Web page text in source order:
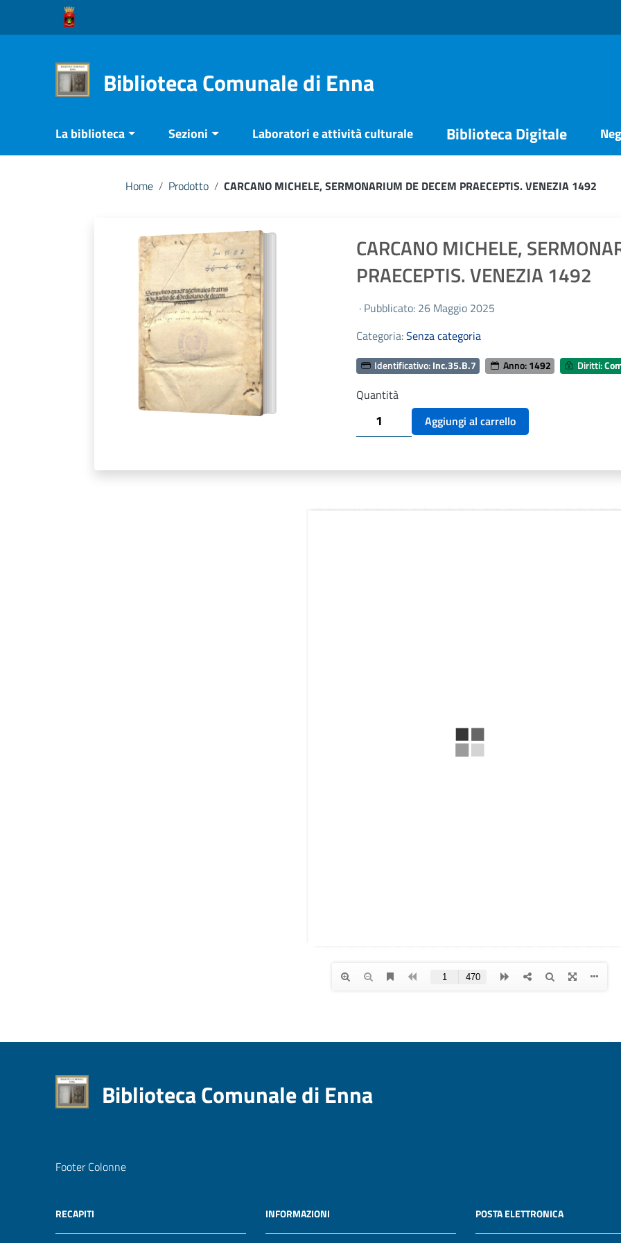
Vai ai contenuti
Vai al menu di navigazione
Biblioteca Comunale di Enna
La biblioteca Sezioni Laboratori e attività culturale Biblioteca Digitale
Home / Prodotto / CARCANO MICHELE, SERMONARIUM DE DECEM PRAECEPTIS. VENEZIA 1492
CARCANO MICHELE,
PRAECEPTIS. VENEZIA 1492
· Pubblicato: 26 Maggio 2025
Categoria:Senza categoria
Identificativo:Inc.35.B.7 Anno:1492 Diritti:
Quantità
CARCANO
MICHELE,
DE
PRAECEPTIS.
Aggiungi al carrello
Biblioteca Comunale di Enna
Footer Colonne
RECAPITI INFORMAZIONI POSTA ELETTRONICA